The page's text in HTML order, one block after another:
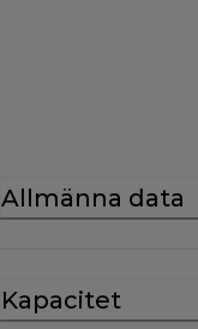
Allmänna data
Kapacitet